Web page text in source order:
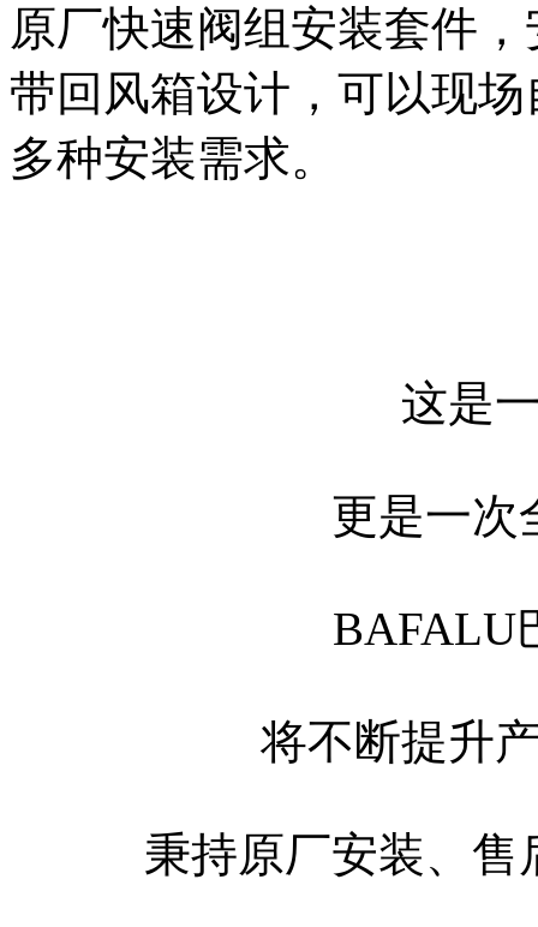
原厂快速阀组安装套件
带回风箱设计，可以现
多种安装需求。
这是
更是一次
BAFALU
将不断提升
秉持原厂安装、